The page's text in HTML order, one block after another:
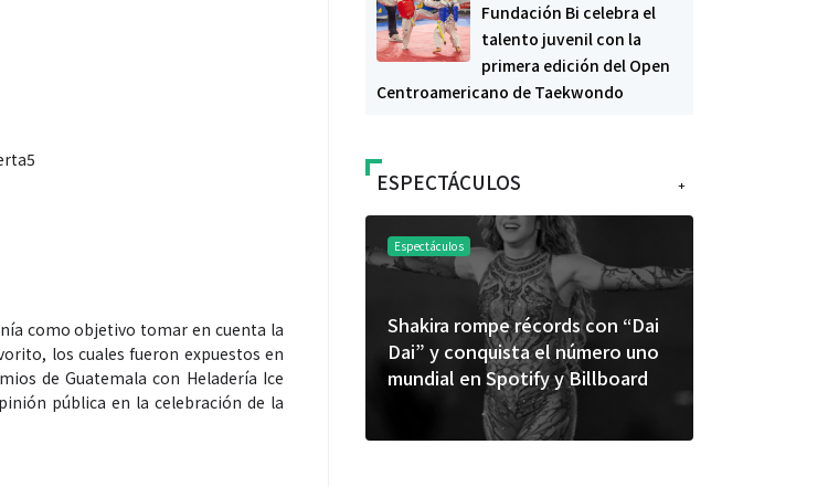
como objetivo tomar en cuenta la
los cuales fueron expuestos en
de Guatemala con Heladería Ice
pública en la celebración de la
Fundación Bi celebra el
talento juvenil con la
primera edición del Open
Centroamericano de Taekwondo
+
ESPECTÁCULOS
Espectáculos
Shakira rompe récords con “Dai
Dai” y conquista el número uno
mundial en Spotify y Billboard
La marimba une generaciones: el
46.º Festival de Marimba Paiz
transforma la tradición en un
espectáculo para todos